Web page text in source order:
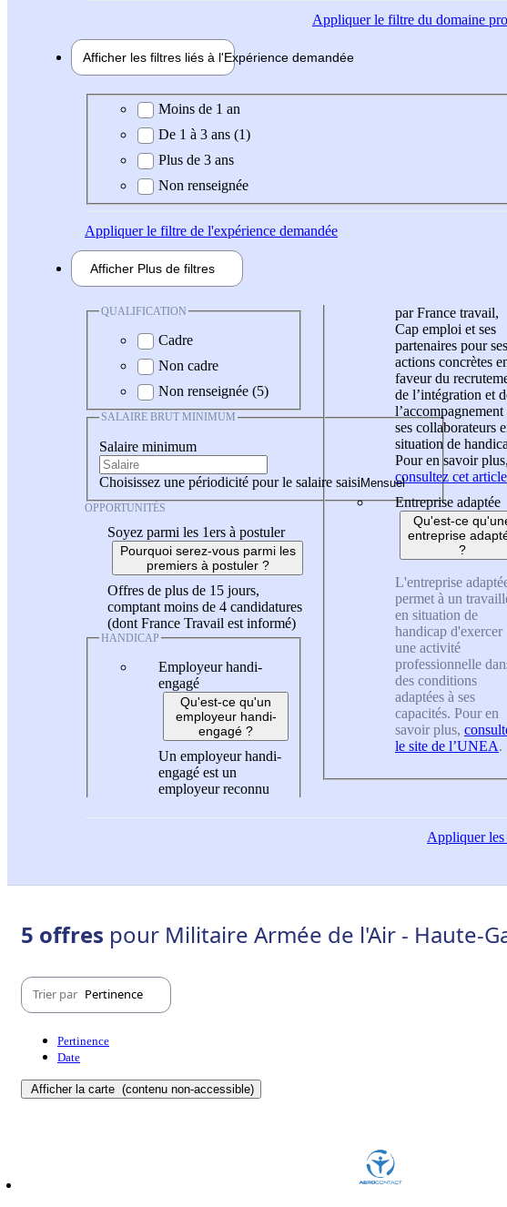
Appliquerle filtre du domaine
Afficher les filtres liés à l'Expérience demandée
Expérience demandée
Moins de 1 an
De 1 à 3 ans (1)
Plus de 3 ans
Non renseignée
Appliquerle filtre de l'expérience demandée
Afficher Plus de filtres
QUALIFICATION
Cadre
Non cadre
Non renseignée (5)
SALAIRE BRUT MINIMUM
Salaire minimum
Choisissez une périodicité pour le salaire saisi
OPPORTUNITÉS
Soyez parmi les 1ers à postuler
Pourquoi serez-vous parmi les
premiers à postuler ?
Offres de plus de 15 jours,
comptant moins de 4 candidatures
(dont France Travail est informé)
HANDICAP
Employeur handi-
engagé
Qu'est-ce qu'un
employeur handi-
engagé ?
Un employeur handi-
engagé est un
employeur reconnu
par France travail,
Cap emploi et ses
partenaires pour ses
actions concrètes
faveur du
de l’intégration et
l’accompagnement
ses collaborateurs
situation de
Pour en savoir plus,
consultez cet article
Entreprise adaptée
Qu'est-ce
entreprise
?
L'entreprise
permet à un
en situation de
handicap d'exercer
une activité
professionnelle
des conditions
adaptées à ses
capacités. Pour en
savoir plus,
le site de l’UNEA.
Appliquerles
5 offres pour Militaire Armée de l'Air - Haute-
Trier par Pertinence
Pertinence
Date
Afficher la carte (contenu non-accessible)